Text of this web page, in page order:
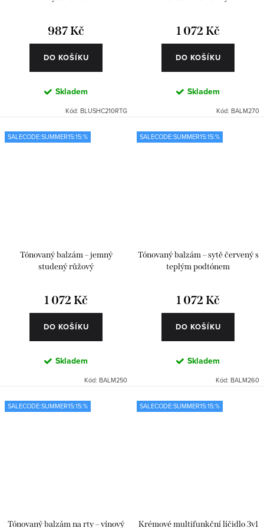
987 Kč
DO KOŠÍKU
Skladem
Kód: BLUSHC210RTG
1 072 Kč
DO KOŠÍKU
Skladem
Kód: BALM270
SALECODE:SUMMER15:15:%
Tónovaný balzám – jemný
studený růžový
1 072 Kč
DO KOŠÍKU
Skladem
Kód: BALM250
SALECODE:SUMMER15:15:%
Tónovaný balzám – sytě červený s
teplým podtónem
1 072 Kč
DO KOŠÍKU
Skladem
Kód: BALM260
SALECODE:SUMMER15:15:%
Tónovaný balzám na rty – vínový
SALECODE:SUMMER15:15:%
Krémové multifunkční líčidlo 3v1